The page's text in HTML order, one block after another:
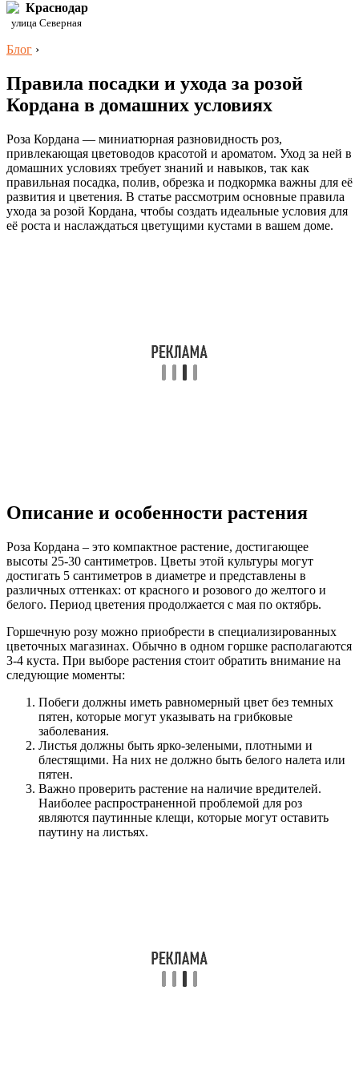
Краснодар
улица Северная
Блог ›
Правила посадки и ухода за розой
Кордана в домашних условиях
Роза Кордана — миниатюрная разновидность роз,
привлекающая цветоводов красотой и ароматом. Уход за ней в
домашних условиях требует знаний и навыков, так как
правильная посадка, полив, обрезка и подкормка важны для её
развития и цветения. В статье рассмотрим основные правила
ухода за розой Кордана, чтобы создать идеальные условия для
её роста и наслаждаться цветущими кустами в вашем доме.
Описание и особенности растения
Роза Кордана – это компактное растение, достигающее
высоты 25-30 сантиметров. Цветы этой культуры могут
достигать 5 сантиметров в диаметре и представлены в
различных оттенках: от красного и розового до желтого и
белого. Период цветения продолжается с мая по октябрь.
Горшечную розу можно приобрести в специализированных
цветочных магазинах. Обычно в одном горшке располагаются
3-4 куста. При выборе растения стоит обратить внимание на
следующие моменты:
Побеги должны иметь равномерный цвет без темных
пятен, которые могут указывать на грибковые
заболевания.
Листья должны быть ярко-зелеными, плотными и
блестящими. На них не должно быть белого налета или
пятен.
Важно проверить растение на наличие вредителей.
Наиболее распространенной проблемой для роз
являются паутинные клещи, которые могут оставить
паутину на листьях.